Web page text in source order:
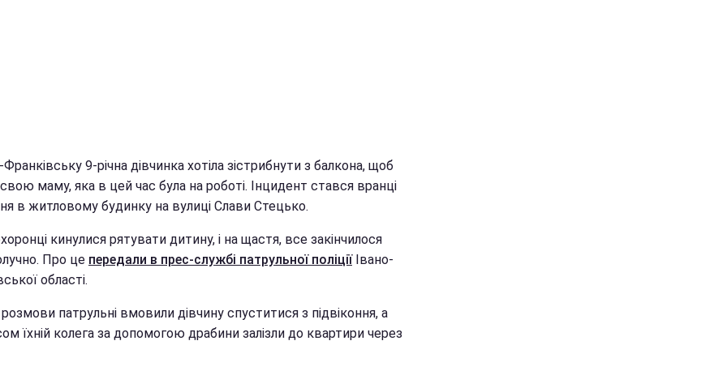
9-річна дівчинка хотіла зістрибнути з балкона, щоб
маму, яка в цей час була на роботі. Інцидент стався вранці
в житловому будинку на вулиці Слави Стецько.
кинулися рятувати дитину, і на щастя, все закінчилося
Про це передали в прес-службі патрульної поліціїІвано-
області.
патрульні вмовили дівчину спуститися з підвіконня, а
їхній колега за допомогою драбини залізли до квартири через